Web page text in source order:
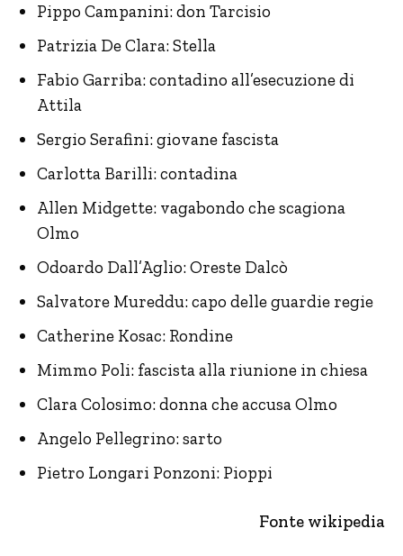
Pippo Campanini: don Tarcisio
Patrizia De Clara: Stella
Fabio Garriba: contadino all’esecuzione di
Attila
Sergio Serafini: giovane fascista
Carlotta Barilli: contadina
Allen Midgette: vagabondo che scagiona
Olmo
Odoardo Dall’Aglio: Oreste Dalcò
Salvatore Mureddu: capo delle guardie regie
Catherine Kosac: Rondine
Mimmo Poli: fascista alla riunione in chiesa
Clara Colosimo: donna che accusa Olmo
Angelo Pellegrino: sarto
Pietro Longari Ponzoni: Pioppi
Fonte wikipedia